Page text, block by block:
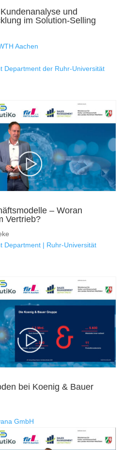
und
im Solution-Selling
Aachen
Department der Ruhr-Universität
– Woran
Vertrieb?
Department | Ruhr-Universität
bei Koenig & Bauer
GmbH